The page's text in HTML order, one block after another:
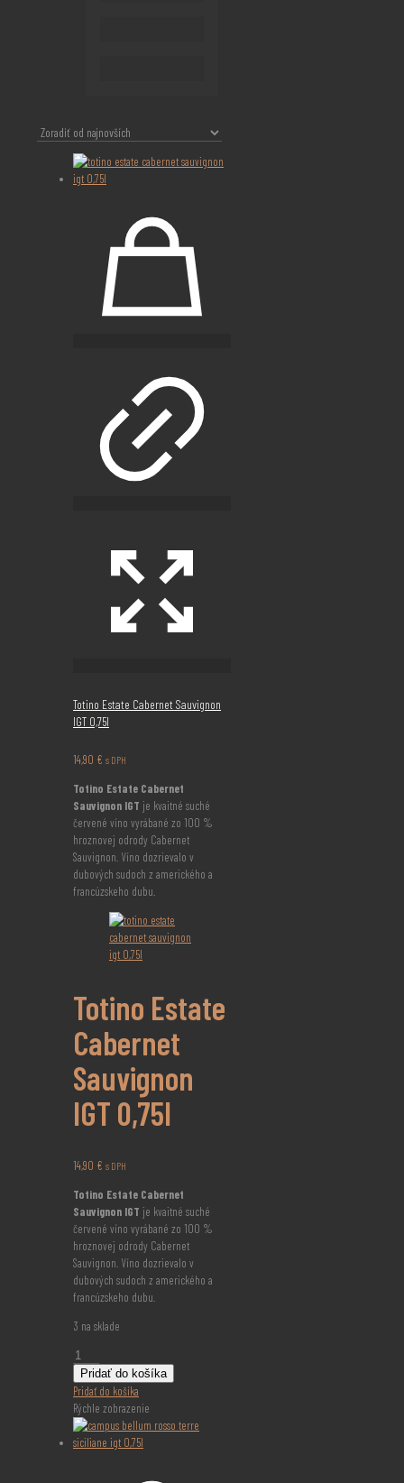
Totino Estate Cabernet Sauvignon
IGT 0,75l
14,90 € s DPH
Totino Estate Cabernet
Sauvignon IGT je kvaitné suché
červené víno vyrábané zo 100 %
hroznovej odrody Cabernet
Sauvignon. Víno dozrievalo v
dubových sudoch z amerického a
francúzskeho dubu.
Totino Estate
Cabernet
Sauvignon
IGT 0,75l
14,90 € s DPH
Totino Estate Cabernet
Sauvignon IGT je kvaitné suché
červené víno vyrábané zo 100 %
hroznovej odrody Cabernet
Sauvignon. Víno dozrievalo v
dubových sudoch z amerického a
francúzskeho dubu.
3 na sklade
množstvo
Totino
Estate
Cabernet
Sauvignon
IGT
Pridať do košíka
Pridať do košíka
Rýchle zobrazenie